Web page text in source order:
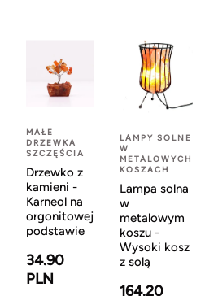
MAŁE
DRZEWKA
SZCZĘŚCIA
Drzewko z
kamieni -
Karneol na
orgonitowej
podstawie
34.90
PLN
LAMPY SOLNE
W
METALOWYCH
KOSZACH
Lampa solna
w
metalowym
koszu -
Wysoki kosz
z solą
164.20